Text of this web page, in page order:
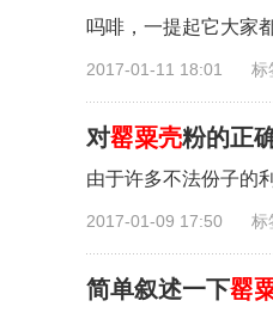
吗啡，一提起它大家
2017-01-11 18:01 标
对罂粟壳粉的正
由于许多不法份子的
2017-01-09 17:50 标
简单叙述一下罂